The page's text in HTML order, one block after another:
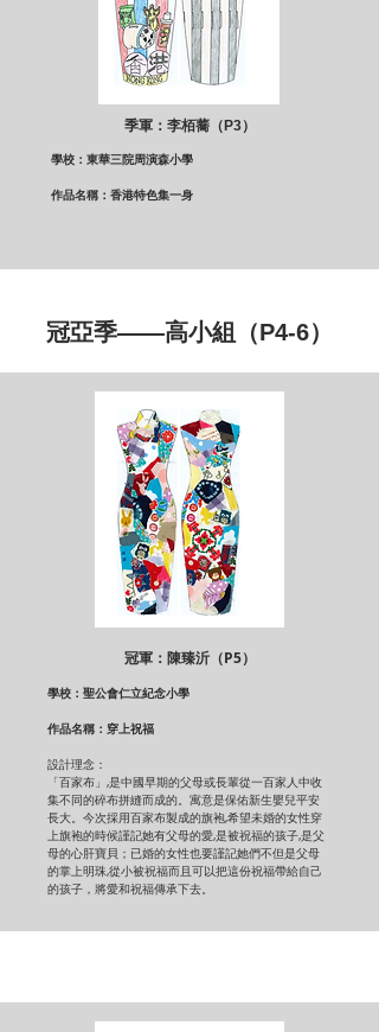
季軍：李栢蕎（P3）
學校：東華三院周演森小學
作品名稱：香港特色集一身
冠亞季——高小組（P4-6）
冠軍：陳臻沂（P5）
學校：聖公會仁立紀念小學
作品名稱：穿上祝福
設計理念：
「百家布」,是中國早期的父母或長輩從一百家人中收
集不同的碎布拼縫而成的。寓意是保佑新生嬰兒平安
長大。今次採用百家布製成的旗袍,希望未婚的女性穿
上旗袍的時候謹記她有父母的愛,是被祝福的孩子,是父
母的心肝寶貝；已婚的女性也要謹記她們不但是父母
的掌上明珠,從小被祝福而且可以把這份祝福帶給自己
的孩子，將愛和祝福傳承下去。